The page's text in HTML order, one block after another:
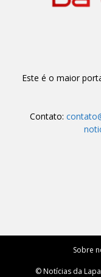
Este é o maior
Contato:
Sobre
© Notícias da